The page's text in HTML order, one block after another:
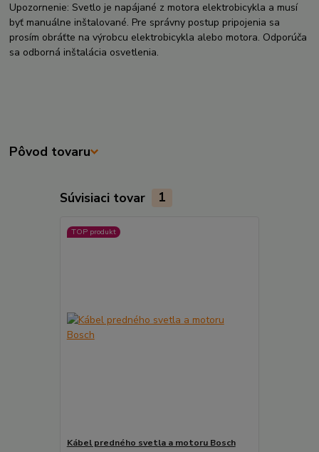
Upozornenie: Svetlo je napájané z motora elektrobicykla a musí
byť manuálne inštalované. Pre správny postup pripojenia sa
prosím obráťte na výrobcu elektrobicykla alebo motora. Odporúča
sa odborná inštalácia osvetlenia.
Pôvod tovaru
Súvisiaci tovar 1
TOP produkt
Kábel predného svetla a motoru Bosch